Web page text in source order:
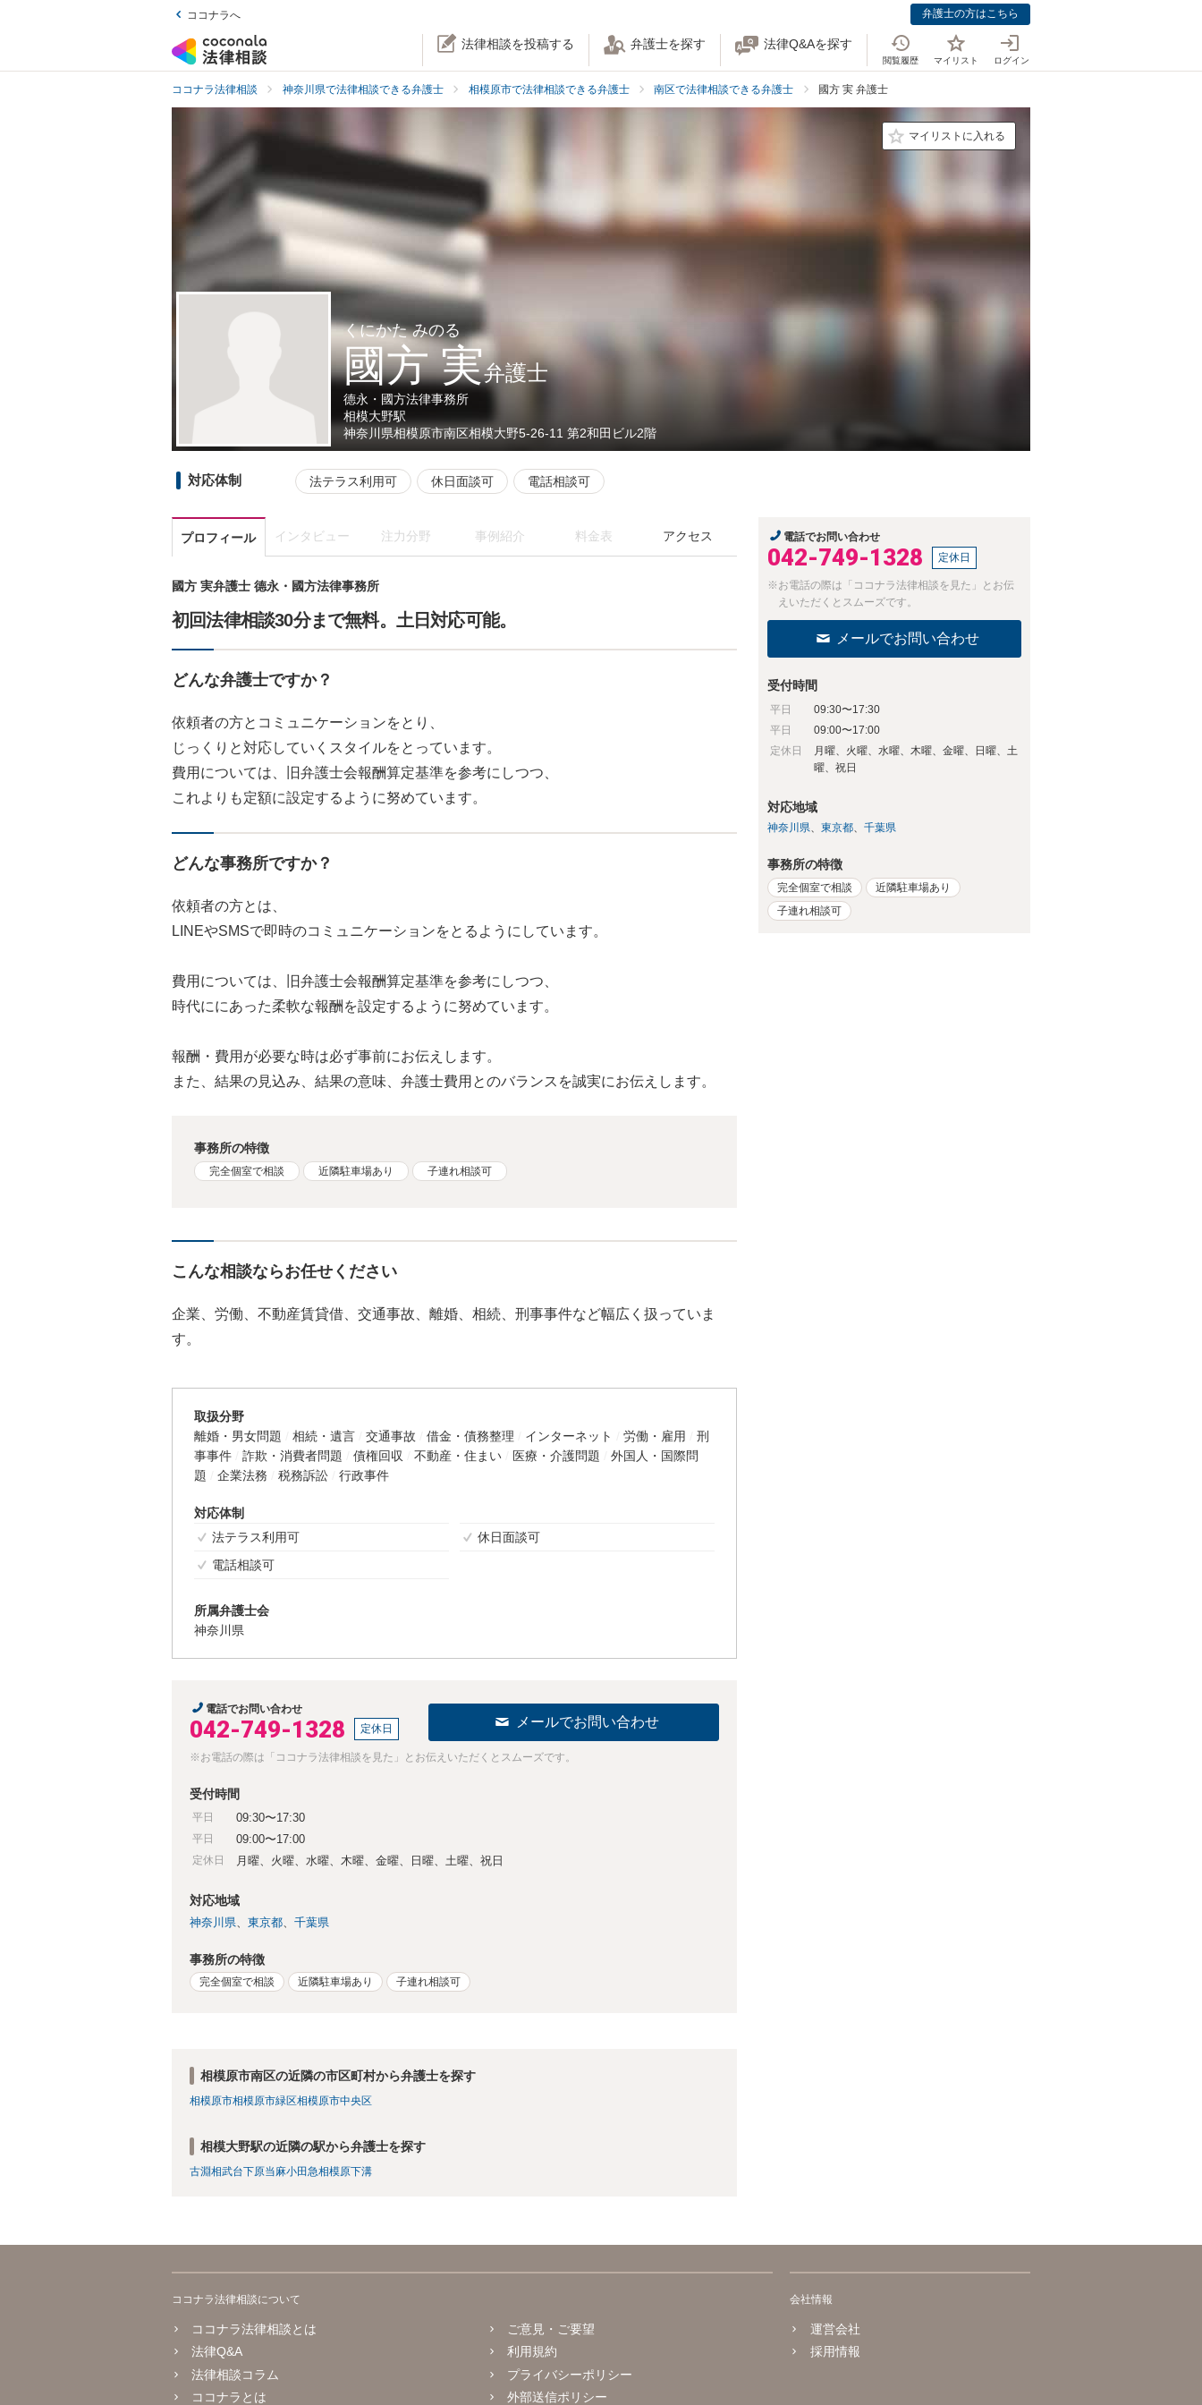
ココナラへ 弁護士の方はこちら
法律相談を投稿する 弁護士を探す 法律Q&Aを探す
閲覧履歴 マイリスト ログイン
ココナラ法律相談 神奈川県で法律相談できる弁護士 相模原市で法律相談できる弁護士 南区で法律相談できる弁護士 國方 実 弁護士
マイリストに入れる
くにかた みのる
國方 実弁護士
德永・國方法律事務所
相模大野駅
神奈川県相模原市南区相模大野5-26-11 第2和田ビル2階
対応体制 法テラス利用可 休日面談可 電話相談可
プロフィール インタビュー 注力分野 事例紹介 料金表 アクセス
國方 実弁護士 德永・國方法律事務所
初回法律相談30分まで無料。土日対応可能。
どんな弁護士ですか？
依頼者の方とコミュニケーションをとり、
じっくりと対応していくスタイルをとっています。
費用については、旧弁護士会報酬算定基準を参考にしつつ、
これよりも定額に設定するように努めています。
どんな事務所ですか？
依頼者の方とは、
LINEやSMSで即時のコミュニケーションをとるようにしています。
費用については、旧弁護士会報酬算定基準を参考にしつつ、
時代ににあった柔軟な報酬を設定するように努めています。
報酬・費用が必要な時は必ず事前にお伝えします。
また、結果の見込み、結果の意味、弁護士費用とのバランスを誠実にお伝えします。
事務所の特徴
完全個室で相談 近隣駐車場あり 子連れ相談可
こんな相談ならお任せください
企業、労働、不動産賃貸借、交通事故、離婚、相続、刑事事件など幅広く扱っていま
す。
取扱分野
離婚・男女問題
相続・遺言 交通事故 借金・債務整理 インターネット 労働・雇用
刑
事事件
詐欺・消費者問題 債権回収 不動産・住まい 医療・介護問題
外国人・国際問
題
企業法務 税務訴訟 行政事件
対応体制
法テラス利用可
休日面談可
電話相談可
所属弁護士会
神奈川県
電話でお問い合わせ
042-749-1328 定休日 メールでお問い合わせ
※お電話の際は「ココナラ法律相談を見た」とお伝えいただくとスムーズです。
受付時間
平日 09:30〜17:30
平日 09:00〜17:00
定休日 月曜、火曜、水曜、木曜、金曜、日曜、土曜、祝日
対応地域
神奈川県 東京都 千葉県
事務所の特徴
完全個室で相談 近隣駐車場あり 子連れ相談可
相模原市南区の近隣の市区町村から弁護士を探す
相模原市相模原市緑区相模原市中央区
相模大野駅の近隣の駅から弁護士を探す
古淵相武台下原当麻小田急相模原下溝
電話でお問い合わせ
042-749-1328 定休日
※お電話の際は「ココナラ法律相談を見た」とお伝
えいただくとスムーズです。
メールでお問い合わせ
受付時間
平日
09:30〜17:30
平日
09:00〜17:00
定休日
月曜、火曜、水曜、木曜、金曜、日曜、土
曜、祝日
対応地域
神奈川県 東京都 千葉県
事務所の特徴
完全個室で相談
近隣駐車場あり
子連れ相談可
ココナラ法律相談について
ココナラ法律相談とは
法律Q&A
法律相談コラム
ココナラとは
ご意見・ご要望
利用規約
プライバシーポリシー
外部送信ポリシー
会社情報
運営会社
採用情報